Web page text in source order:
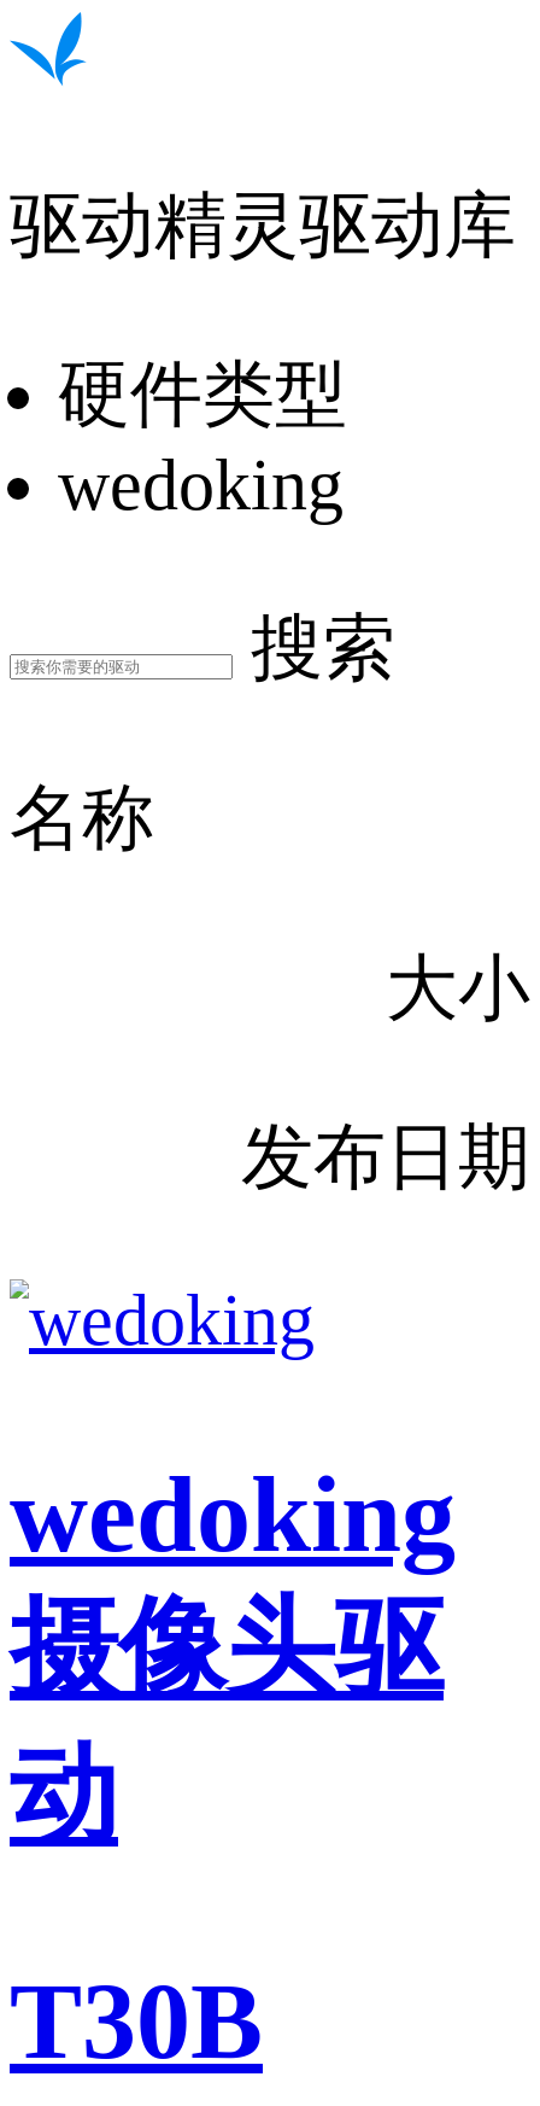
驱动精灵驱动库
硬件类型
wedoking
搜索
名称
大小
发布日期
wedoking
摄像头驱
动
T30B